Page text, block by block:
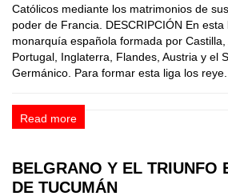
Católicos mediante los matrimonios de
poder de Francia. DESCRIPCIÓN En
monarquía española formada por Castilla,
Portugal, Inglaterra, Flandes, Austria y el
Germánico. Para formar esta liga los reye...
Read more
BELGRANO Y EL TRIUNFO
DE TUCUMÁN